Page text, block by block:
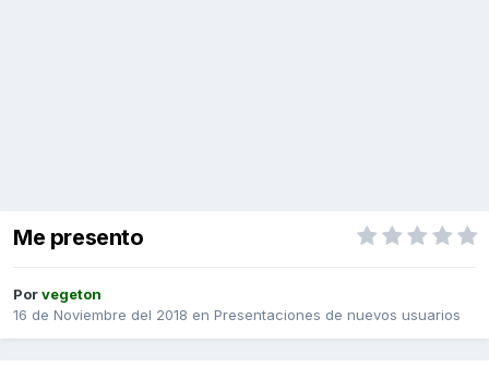
Me presento
Porvegeton
16 de Noviembre del 2018 en Presentaciones de nuevos usuarios